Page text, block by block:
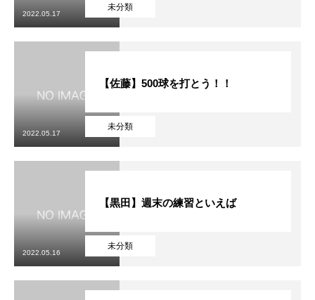
未分類
2022.05.17
未分類
【佐藤】500球を打とう！！
2022.05.17
未分類
【黒田】週末の練習といえば
2022.05.16